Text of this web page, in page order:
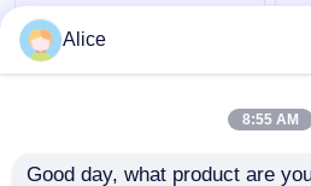
Industrielle
Aluminiumlegierungs-
Fertigstahllager-
Alice
8:55 AM
Good day, what product are